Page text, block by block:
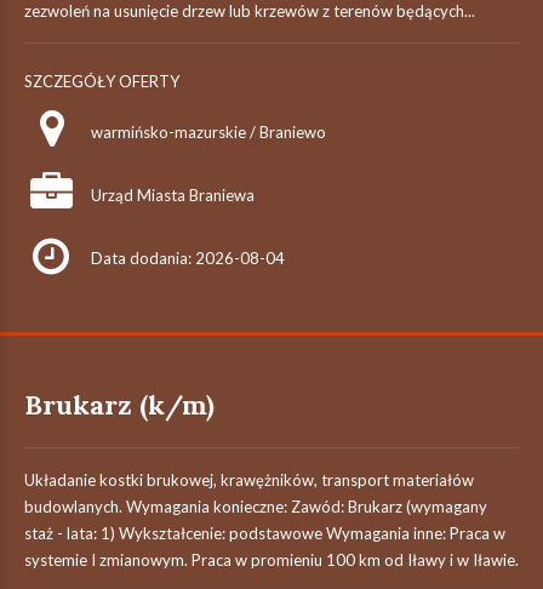
zezwoleń na usunięcie drzew lub krzewów z terenów będących...
SZCZEGÓŁY OFERTY
warmińsko-mazurskie / Braniewo
Urząd Miasta Braniewa
Data dodania: 2026-08-04
Brukarz (k/m)
Układanie kostki brukowej, krawężników, transport materiałów
budowlanych. Wymagania konieczne: Zawód: Brukarz (wymagany
staż - lata: 1) Wykształcenie: podstawowe Wymagania inne: Praca w
systemie I zmianowym. Praca w promieniu 100 km od Iławy i w Iławie.